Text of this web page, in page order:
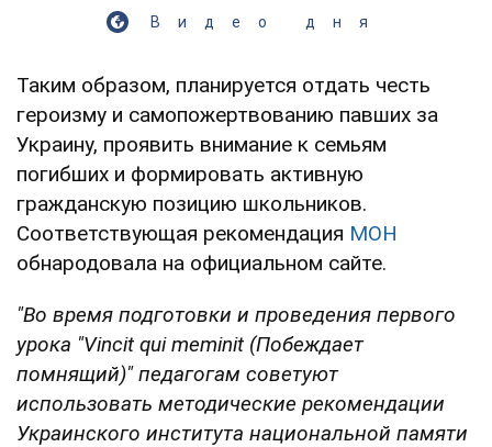
Видео дня
Таким образом, планируется отдать честь
героизму и самопожертвованию павших за
Украину, проявить внимание к семьям
погибших и формировать активную
гражданскую позицию школьников.
Соответствующая рекомендация МОН
обнародовала на официальном сайте.
"Во время подготовки и проведения первого
урока "Vincit qui meminit (Побеждает
помнящий)" педагогам советуют
использовать методические рекомендации
Украинского института национальной памяти